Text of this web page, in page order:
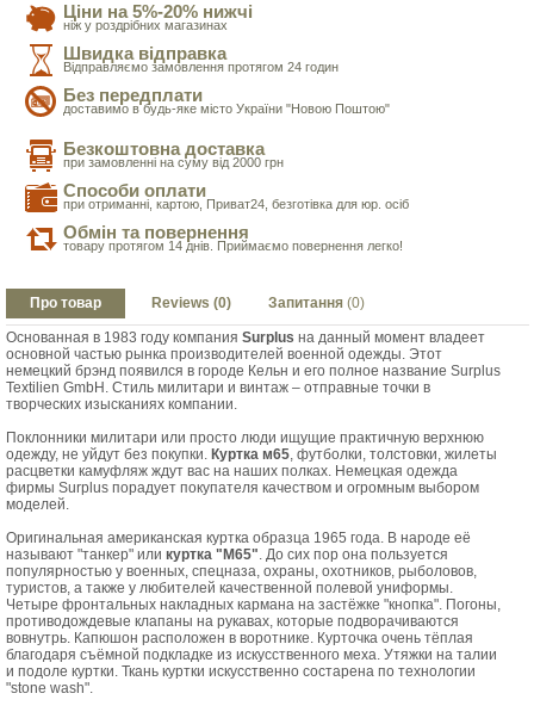
Ціни на 5%-20% нижчі
ніж у роздрібних магазинах
Швидка відправка
Відправляємо замовлення протягом 24 годин
Без передплати
доставимо в будь-яке місто України "Новою Поштою"
Безкоштовна доставка
при замовленні на суму від 2000 грн
Способи оплати
при отриманні, картою, Приват24, безготівка для юр. осіб
Обмін та повернення
товару протягом 14 днів. Приймаємо повернення легко!
Про товар Reviews (0) Запитання (0)
Основанная в 1983 году компания Surplus на данный момент владеет
основной частью рынка производителей военной одежды. Этот
немецкий брэнд появился в городе Кельн и его полное название Surplus
Textilien GmbH. Стиль милитари и винтаж – отправные точки в
творческих изысканиях компании.
Поклонники милитари или просто люди ищущие практичную верхнюю
одежду, не уйдут без покупки. Куртка м65, футболки, толстовки, жилеты
расцветки камуфляж ждут вас на наших полках. Немецкая одежда
фирмы Surplus порадует покупателя качеством и огромным выбором
моделей.
Оригинальная американская куртка образца 1965 года. В народе её
называют "танкер" или куртка "M65". До сих пор она пользуется
популярностью у военных, спецназа, охраны, охотников, рыболовов,
туристов, а также у любителей качественной полевой униформы.
Четыре фронтальных накладных кармана на застёжке "кнопка". Погоны,
противодождевые клапаны на рукавах, которые подворачиваются
вовнутрь. Капюшон расположен в воротнике. Курточка очень тёплая
благодаря съёмной подкладке из искусственного меха. Утяжки на талии
и подоле куртки. Ткань куртки искусственно состарена по технологии
"stone wash".